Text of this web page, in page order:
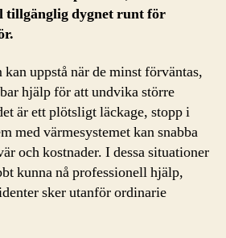
tillgänglig dygnet runt för
uppstå när de minst förväntas,
hjälp för att undvika större
är ett plötsligt läckage, stopp i
med värmesystemet kan snabba
och kostnader. I dessa situationer
kunna nå professionell hjälp,
sker utanför ordinarie